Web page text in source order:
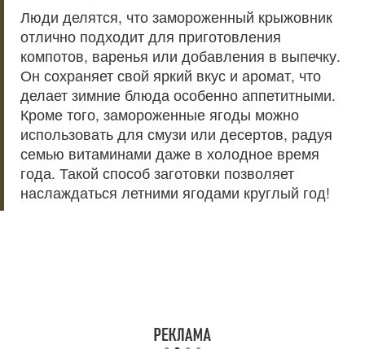
Люди делятся, что замороженный крыжовник
отлично подходит для приготовления
компотов, варенья или добавления в выпечку.
Он сохраняет свой яркий вкус и аромат, что
делает зимние блюда особенно аппетитными.
Кроме того, замороженные ягоды можно
использовать для смузи или десертов, радуя
семью витаминами даже в холодное время
года. Такой способ заготовки позволяет
наслаждаться летними ягодами круглый год!